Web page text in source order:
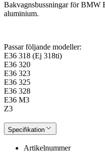
Bakvagnsbussningar för BMW
aluminium.
Passar följande modeller:
E36 318 (Ej 318ti)
E36 320
E36 323
E36 325
E36 328
E36 M3
Z3
Specifikation
Artikelnummer